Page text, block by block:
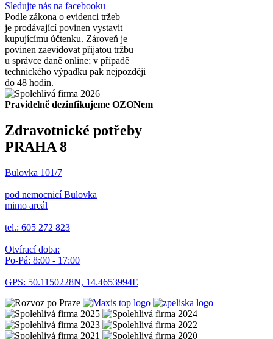
Sledujte nás na facebooku
Podle zákona o evidenci tržeb
je prodávající povinen vystavit
kupujícímu účtenku. Zároveň je
povinen zaevidovat přijatou tržbu
u správce daně online; v případě
technického výpadku pak nejpozději
do 48 hodin.
Pravidelně dezinfikujeme OZONem
Zdravotnické potřeby
PRAHA 8
Bulovka 101/7
pod nemocnicí Bulovka
mimo areál
tel.: 605 272 823
Otvírací doba:
Po-Pá: 8:00 - 17:00
GPS: 50.1150228N, 14.4653994E